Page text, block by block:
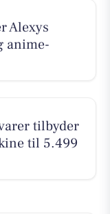
Alexys
anime-
tilbyder
til 5.499